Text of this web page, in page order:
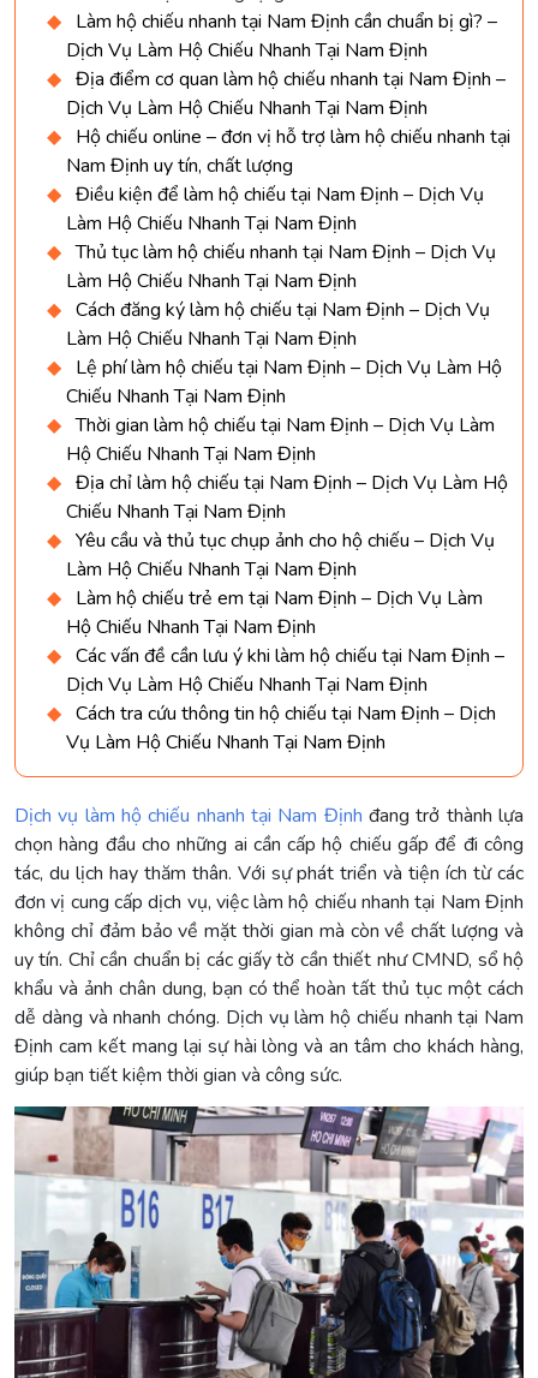
Làm hộ chiếu nhanh tại Nam Định cần chuẩn bị gì? –
Dịch Vụ Làm Hộ Chiếu Nhanh Tại Nam Định
Địa điểm cơ quan làm hộ chiếu nhanh tại Nam Định –
Dịch Vụ Làm Hộ Chiếu Nhanh Tại Nam Định
Hộ chiếu online – đơn vị hỗ trợ làm hộ chiếu nhanh tại
Nam Định uy tín, chất lượng
Điều kiện để làm hộ chiếu tại Nam Định – Dịch Vụ
Làm Hộ Chiếu Nhanh Tại Nam Định
Thủ tục làm hộ chiếu nhanh tại Nam Định – Dịch Vụ
Làm Hộ Chiếu Nhanh Tại Nam Định
Cách đăng ký làm hộ chiếu tại Nam Định – Dịch Vụ
Làm Hộ Chiếu Nhanh Tại Nam Định
Lệ phí làm hộ chiếu tại Nam Định – Dịch Vụ Làm Hộ
Chiếu Nhanh Tại Nam Định
Thời gian làm hộ chiếu tại Nam Định – Dịch Vụ Làm
Hộ Chiếu Nhanh Tại Nam Định
Địa chỉ làm hộ chiếu tại Nam Định – Dịch Vụ Làm Hộ
Chiếu Nhanh Tại Nam Định
Yêu cầu và thủ tục chụp ảnh cho hộ chiếu – Dịch Vụ
Làm Hộ Chiếu Nhanh Tại Nam Định
Làm hộ chiếu trẻ em tại Nam Định – Dịch Vụ Làm
Hộ Chiếu Nhanh Tại Nam Định
Các vấn đề cần lưu ý khi làm hộ chiếu tại Nam Định –
Dịch Vụ Làm Hộ Chiếu Nhanh Tại Nam Định
Cách tra cứu thông tin hộ chiếu tại Nam Định – Dịch
Vụ Làm Hộ Chiếu Nhanh Tại Nam Định
Dịch vụ làm hộ chiếu nhanh tại Nam Định đang trở thành lựa
chọn hàng đầu cho những ai cần cấp hộ chiếu gấp để đi công
tác, du lịch hay thăm thân. Với sự phát triển và tiện ích từ các
đơn vị cung cấp dịch vụ, việc làm hộ chiếu nhanh tại Nam Định
không chỉ đảm bảo về mặt thời gian mà còn về chất lượng và
uy tín. Chỉ cần chuẩn bị các giấy tờ cần thiết như CMND, sổ hộ
khẩu và ảnh chân dung, bạn có thể hoàn tất thủ tục một cách
dễ dàng và nhanh chóng. Dịch vụ làm hộ chiếu nhanh tại Nam
Định cam kết mang lại sự hài lòng và an tâm cho khách hàng,
giúp bạn tiết kiệm thời gian và công sức.